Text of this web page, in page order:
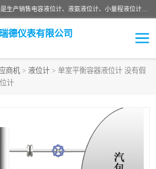
河南福瑞德仪表有限公司是生产销售电容液位计、液氨液位计、小量程液位计定制、智能锅炉水位计、液氮液位计等；并在产品开发、研制的过程中，吸取国内外仪器仪表的技术精华，建立了一支高、精、尖的科研开发队伍，使产品性能不断升级。
德仪表有限公司
商机 > 液位计 > 单室平衡容器液位计 没有假
计
液氮液位计
液位计传感器定制